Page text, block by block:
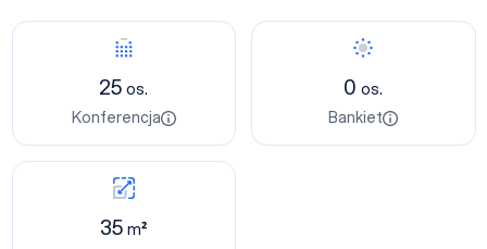
25os.
Konferencja
0os.
Bankiet
35m²